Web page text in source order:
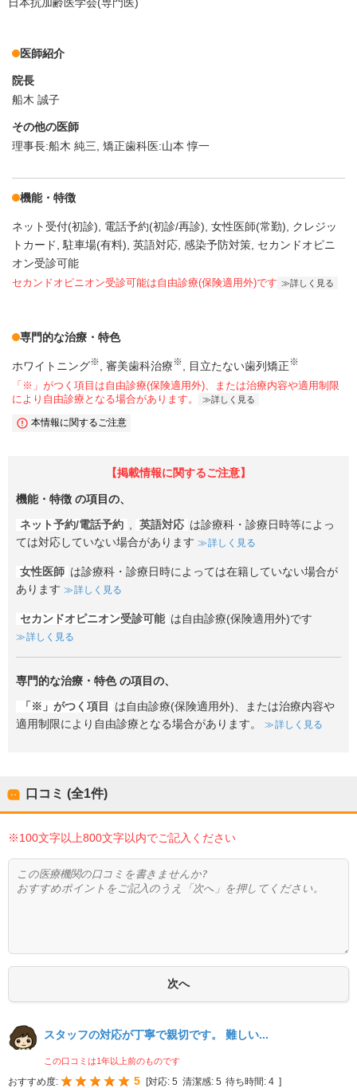
日本抗加齢医学会(専門医)
医師紹介
院長
船木 誠子
その他の医師
理事長:船木 純三, 矯正歯科医:山本 惇一
機能・特徴
ネット受付(初診) 電話予約(初診/再診) 女性医師(常勤)
クレジッ
トカード
駐車場(有料) 英語対応 感染予防対策 セカンドオピニ
オン受診可能
セカンドオピニオン受診可能は自由診療(保険適用外)です 詳しく見る
専門的な治療・特色
ホワイトニング※ 審美歯科治療※ 目立たない歯列矯正※
「※」がつく項目は自由診療(保険適用外)、または治療内容や適用制限
により自由診療となる場合があります。
詳しく見る
本情報に関するご注意
【掲載情報に関するご注意】
機能・特徴 の項目の、
ネット予約/電話予約 , 英語対応 は診療科・診療日時等によっ
ては対応していない場合があります
詳しく見る
女性医師 は診療科・診療日時によっては在籍していない場合が
あります
詳しく見る
セカンドオピニオン受診可能 は自由診療(保険適用外)です
詳しく見る
専門的な治療・特色の項目の、
「※」がつく項目
は自由診療(保険適用外)、または治療内容や
適用制限により自由診療となる場合があります。
詳しく見る
口コミ (全1件)
※100文字以上800文字以内でご記入ください
スタッフの対応が丁寧で親切です。 難しい...
この口コミは1年以上前のものです
おすすめ度: 5 [対応: 5 清潔感: 5 待ち時間: 4 ]